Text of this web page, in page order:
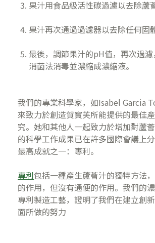
果汁用食品級活性碳過濾以去除蘆
果汁再次通過過濾器以去除任何固
最後，調節果汁的pH值，再次過
消菌法消毒並濃縮成濃縮液。
我們的專業科學家，如Isabel Garcia
來致力於創造賀寶芙所能提供的最佳
究。她和其他人一起致力於增加對蘆
的科學工作成果已在許多國際會議上
最高成就之一：專利。
專利包括一種產生蘆薈汁的獨特方法
的作用，但沒有通便的作用。我們的
專利製造工藝，證明了我們在建立創
面所做的努力